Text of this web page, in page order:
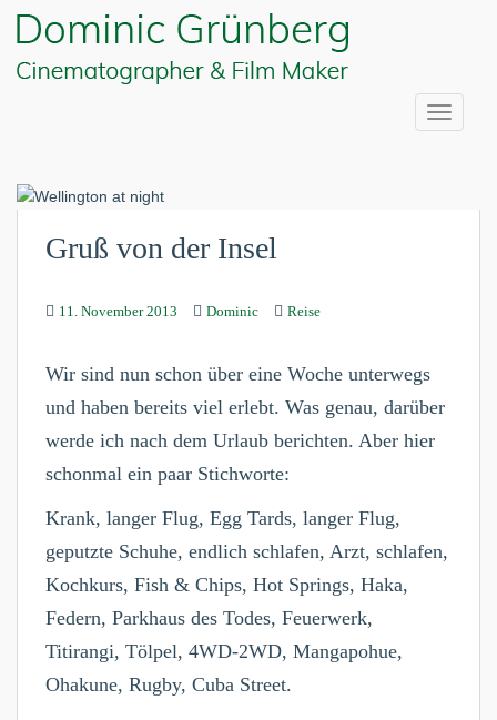
Gruß von der Insel
11. November 2013 Dominic Reise
Wir sind nun schon über eine Woche unterwegs
und haben bereits viel erlebt. Was genau, darüber
werde ich nach dem Urlaub berichten. Aber hier
schonmal ein paar Stichworte:
Krank, langer Flug, Egg Tards, langer Flug,
geputzte Schuhe, endlich schlafen, Arzt, schlafen,
Kochkurs, Fish & Chips, Hot Springs, Haka,
Federn, Parkhaus des Todes, Feuerwerk,
Titirangi, Tölpel, 4WD-2WD, Mangapohue,
Ohakune, Rugby, Cuba Street.